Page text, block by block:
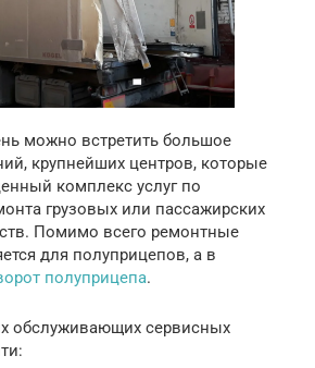
можно встретить большое
крупнейших центров, которые
комплекс услуг по
грузовых или пассажирских
Помимо всего ремонтные
для полуприцепов, а в
полуприцепа.
обслуживающих сервисных